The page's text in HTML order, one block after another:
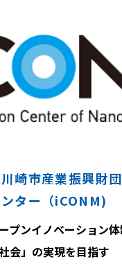
崎市産業振興財
ター（iCONM)
プンイノベーション
会」の実現を目指す